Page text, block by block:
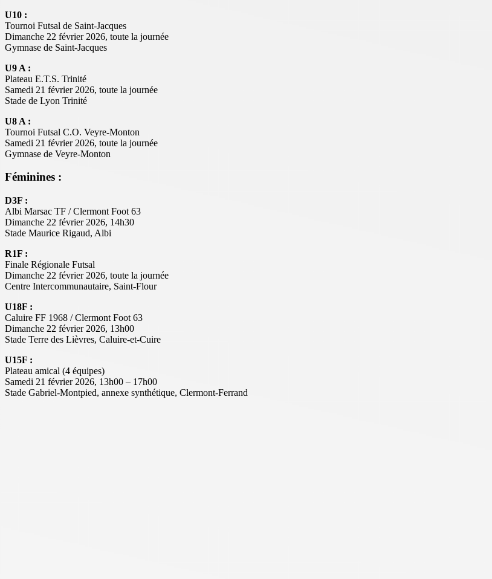
U10 :
Tournoi Futsal de Saint-Jacques
Dimanche 22 février 2026, toute la journée
Gymnase de Saint-Jacques
U9 A :
Plateau E.T.S. Trinité
Samedi 21 février 2026, toute la journée
Stade de Lyon Trinité
U8 A :
Tournoi Futsal C.O. Veyre-Monton
Samedi 21 février 2026, toute la journée
Gymnase de Veyre-Monton
Féminines :
D3F :
Albi Marsac TF / Clermont Foot 63
Dimanche 22 février 2026, 14h30
Stade Maurice Rigaud, Albi
R1F :
Finale Régionale Futsal
Dimanche 22 février 2026, toute la journée
Centre Intercommunautaire, Saint-Flour
U18F :
Caluire FF 1968 / Clermont Foot 63
Dimanche 22 février 2026, 13h00
Stade Terre des Lièvres, Caluire-et-Cuire
U15F :
Plateau amical (4 équipes)
Samedi 21 février 2026, 13h00 – 17h00
Stade Gabriel-Montpied, annexe synthétique, Clermont-Ferrand